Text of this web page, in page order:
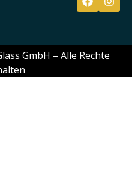
GmbH – Alle Rechte